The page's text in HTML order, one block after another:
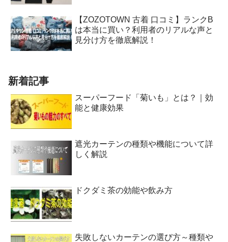
【ZOZOTOWN 古着 口コミ】ランクB
は本当に買い？利用者のリアルな声と
見分け方を徹底解説！
新着記事
スーパーフード「菊いも」とは？｜効
能と健康効果
遮光カーテンの種類や機能について詳
しく解説
ドクダミ茶の効能や飲み方
失敗しないカーテンの選び方～種類や